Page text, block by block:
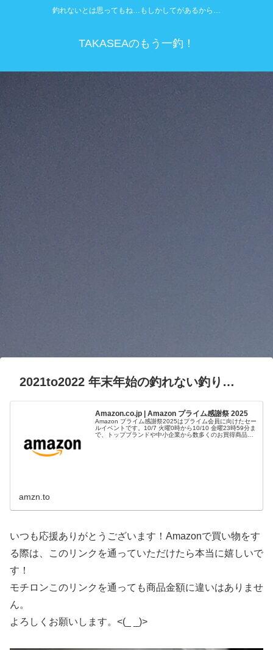
釣れないとは思ってもね…もしかしてがあるから…
TAKASEAのもう一釣！
2021to2022 年末年始の釣れない釣り…
Amazon.co.jp | Amazon プライム感謝祭 2025
Amazon プライム感謝祭2025はプライム会員に向けたセー
ルイベントです。10/7 火曜0時から10/10 金曜23時59分ま
で、トップブランドや中小企業から数多くのお買得商品が
amzn.to
いつも応援ありがとうございます！Amazonで買い物をす
る際は、このリンクを通っていただけたら本当に嬉しいで
す！
モチロンこのリンクを通っても商品金額に違いはありませ
ん。
よろしくお願いします。<(_ _)>